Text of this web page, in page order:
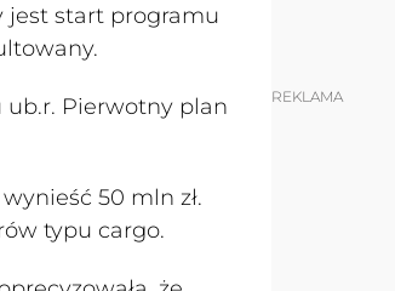
jest start programu
ub.r. Pierwotny plan
50 mln zł.
typu cargo.
REKLAMA